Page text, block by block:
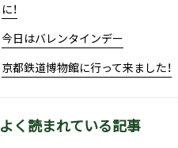
に！
今日はバレンタインデー
京都鉄道博物館に行って来ました！
よく読まれている記事